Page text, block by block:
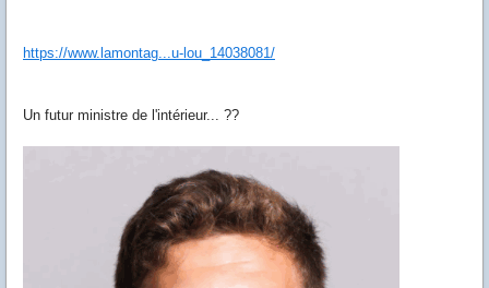
https://www.lamontag...u-lou_14038081/
Un futur ministre de l'intérieur... ??